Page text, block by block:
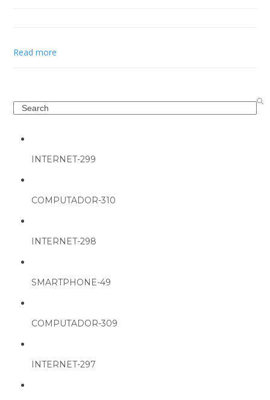
Read more
Search
INTERNET-299
COMPUTADOR-310
INTERNET-298
SMARTPHONE-49
COMPUTADOR-309
INTERNET-297